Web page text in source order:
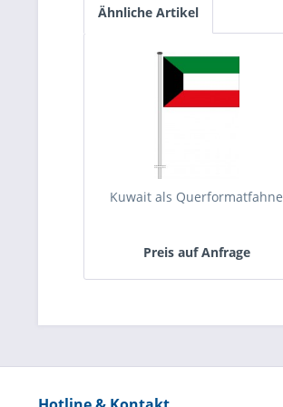
Ähnliche Artikel
Kuwait als Querformatfahne
Preis auf Anfrage